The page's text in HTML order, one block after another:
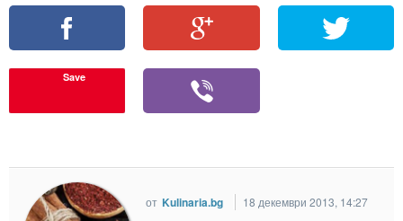
Save
от Kulinaria.bg
18 декември 2013, 14:27